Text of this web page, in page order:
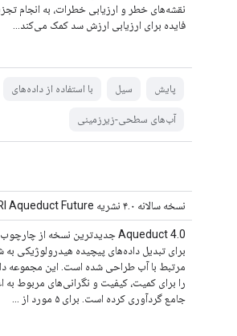
نقشه‌های خطر و ارزیابی خطرات، به انجام
فایده برای ارزیابی ارزش سد کمک می‌کند...
پایش سیل با استفاده از داده‌های
آب‌های سطحی-زیرزمینی
نسخه سالانه ۴.۰ نشریه WRI Aqueduct Future
برای تبدیل داده‌های پیچیده هیدرولوژیکی
را برای کمیت، کیفیت و نگرانی‌های مربوط به
جامع گردآوری کرده است. برای ۵ مورد از ...